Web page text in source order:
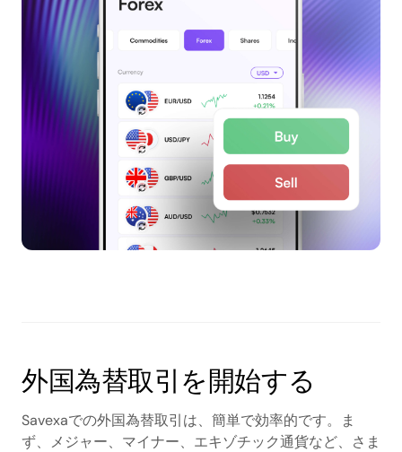
外国為替取引を開始する
Savexaでの外国為替取引は、簡単で効率的です。ま
ず、メジャー、マイナー、エキゾチック通貨など、さま